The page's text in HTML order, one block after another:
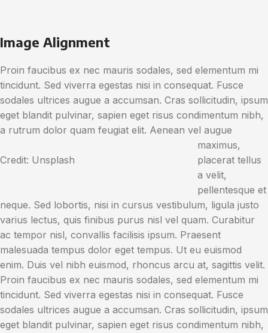
Image Alignment
Proin faucibus ex nec mauris sodales, sed elementum mi
tincidunt. Sed viverra egestas nisi in consequat. Fusce
sodales ultrices augue a accumsan. Cras sollicitudin, ipsum
eget blandit pulvinar, sapien eget risus condimentum nibh,
a rutrum dolor quam feugiat elit.
Credit: Unsplash
Aenean vel augue
maximus,
placerat tellus
a velit,
pellentesque et
neque. Sed lobortis, nisi in cursus vestibulum, ligula justo
varius lectus, quis finibus purus nisl vel quam. Curabitur
ac tempor nisl, convallis facilisis ipsum. Praesent
malesuada tempus dolor eget tempus. Ut eu euismod
enim. Duis vel nibh euismod, rhoncus arcu at, sagittis velit.
Proin faucibus ex nec mauris sodales, sed elementum mi
tincidunt. Sed viverra egestas nisi in consequat. Fusce
sodales ultrices augue a accumsan. Cras sollicitudin, ipsum
eget blandit pulvinar, sapien eget risus condimentum nibh,